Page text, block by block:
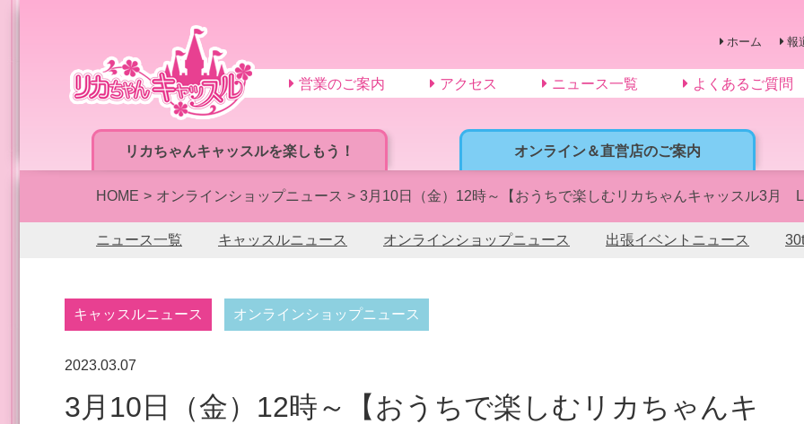
リカちゃんキャッスルを楽しもう！ オンライン＆直営店のご案内
ホーム 報
営業のご案内 アクセス ニュース一覧 よくあるご質問
HOME オンラインショップニュース 3月10日（金）12時～【おうちで楽しむリカちゃんキャッスル3月
ニュース一覧 キャッスルニュース オンラインショップニュース 出張イベントニュース
キャッスルニュース オンラインショップニュース
2023.03.07
3月10日（金）12時～【おうちで楽しむリカちゃんキ